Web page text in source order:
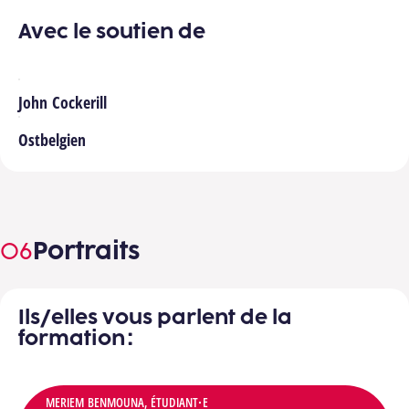
Avec le soutien de
John Cockerill
Ostbelgien
Portraits
Ils/elles vous parlent de la
formation :
Portraits mis en avant
MERIEM BENMOUNA, ÉTUDIANT·E